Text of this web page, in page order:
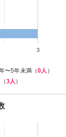
3
〜5年未満（0人 ）
3人 ）